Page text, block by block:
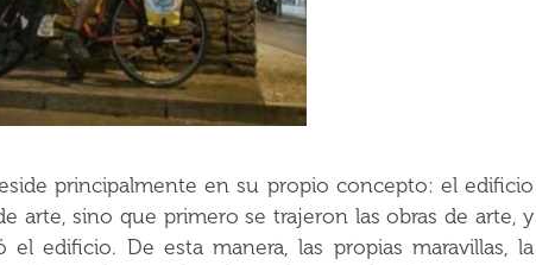
principalmente en su propio concepto: el edificio
arte, sino que primero se trajeron las obras de arte, y
edificio. De esta manera, las propias maravillas, la